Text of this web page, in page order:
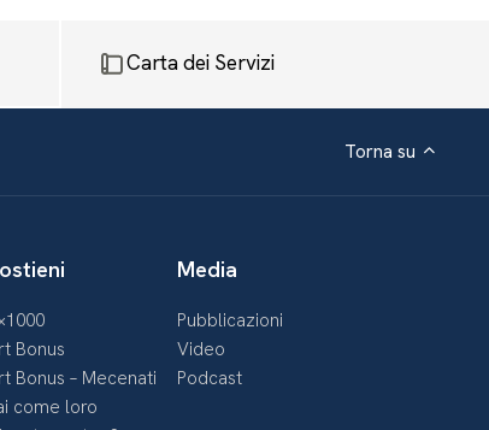
Carta dei Servizi
Torna su
Bonus
Bonus – Mecenati
come loro
Media
Pubblicazioni
Video
Podcast